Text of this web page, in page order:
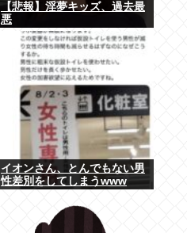
【悲報】淫夢キッズ、過去最
悪
イオンさん、とんでもない男
性差別をしてしまうwww